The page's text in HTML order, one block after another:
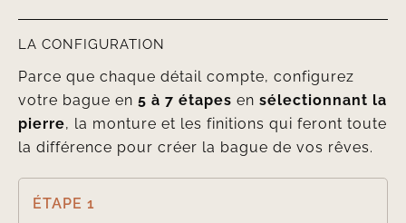
LA CONFIGURATION
Parce que chaque détail compte, configurez
votre bague en 5 à 7 étapes en sélectionnant la
pierre, la monture et les finitions qui feront toute
la différence pour créer la bague de vos rêves.
ÉTAPE 1